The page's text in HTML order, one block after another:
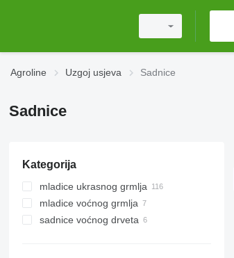
Agroline Uzgoj usjeva Sadnice
Sadnice
Kategorija
mladice ukrasnog grmlja
mladice voćnog grmlja
sadnice voćnog drveta